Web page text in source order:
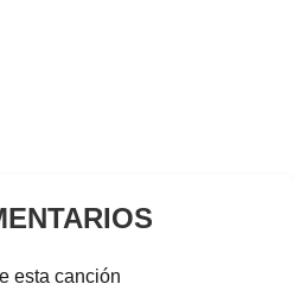
esta canción